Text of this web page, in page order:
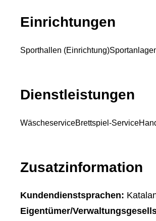
Einrichtungen
Sporthallen (Einrichtung)
Dienstleistungen
WäscheserviceBrettspiel-Service
Zusatzinformation
Kundendienstsprachen:
Eigentümer/